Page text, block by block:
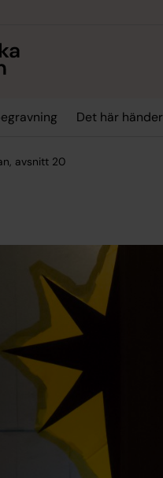
Det här
avsnitt 20